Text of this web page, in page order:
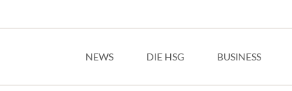
NEWS DIE HSG BUSINESS